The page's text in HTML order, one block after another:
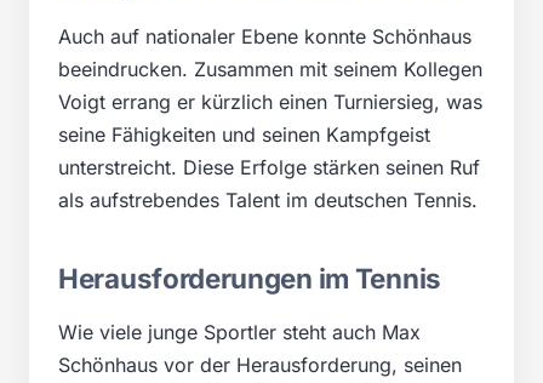
Auch auf nationaler Ebene konnte Schönhaus
beeindrucken. Zusammen mit seinem Kollegen
Voigt errang er kürzlich einen Turniersieg, was
seine Fähigkeiten und seinen Kampfgeist
unterstreicht. Diese Erfolge stärken seinen Ruf
als aufstrebendes Talent im deutschen Tennis.
Herausforderungen im Tennis
Wie viele junge Sportler steht auch Max
Schönhaus vor der Herausforderung, seinen